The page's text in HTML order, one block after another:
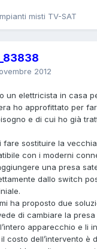
misti TV-SAT
2012
un elettricista in casa
ho approfittato per
e di cui ho già
fare sostituire la
con i moderni
una presa
dallo switch
ha proposto due
di cambiare la
apparecchio e li
costo dell’intervento è